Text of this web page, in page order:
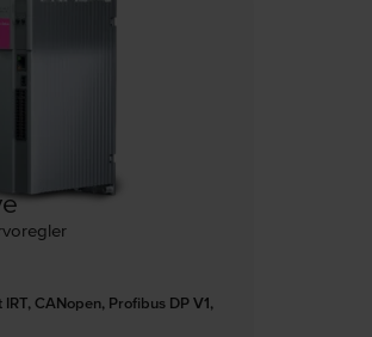
CANopen, Profibus DP V1,